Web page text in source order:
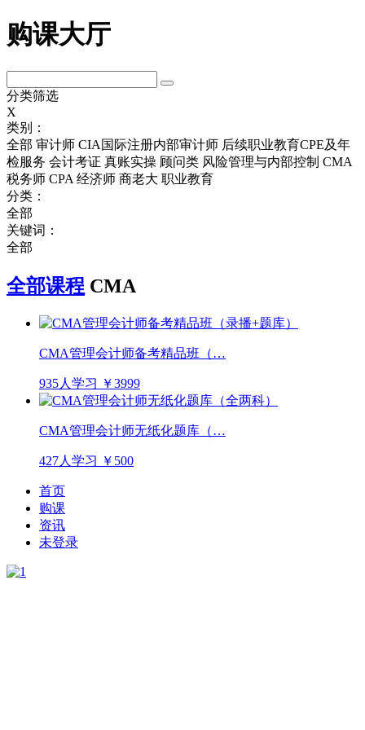
购课大厅
分类筛选
X
类别：
全部 审计师 CIA国际注册内部审计师 后续职业教育CPE及年
检服务 会计考证 真账实操 顾问类 风险管理与内部控制 CMA
税务师 CPA 经济师 商老大 职业教育
分类：
全部
关键词：
全部
全部课程 CMA
CMA管理会计师备考精品班（…
935人学习 ￥3999
CMA管理会计师无纸化题库（…
427人学习 ￥500
首页
购课
资讯
未登录